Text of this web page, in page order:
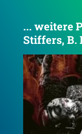
... weitere
Stiffers, B.